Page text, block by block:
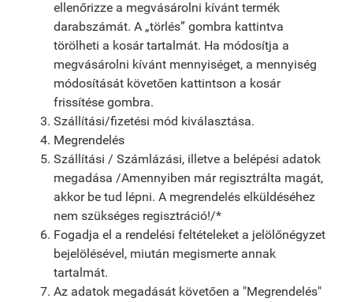
ellenőrizze a megvásárolni kívánt termék
darabszámát. A „törlés” gombra kattintva
törölheti a kosár tartalmát. Ha módosítja a
megvásárolni kívánt mennyiséget, a mennyiség
módosítását követően kattintson a kosár
frissítése gombra.
Szállítási/fizetési mód kiválasztása.
Megrendelés
Szállítási / Számlázási, illetve a belépési adatok
megadása /Amennyiben már regisztrálta magát,
akkor be tud lépni. A megrendelés elküldéséhez
nem szükséges regisztráció!/*
Fogadja el a rendelési feltételeket a jelölőnégyzet
bejelölésével, miután megismerte annak
tartalmát.
Az adatok megadását követően a "Megrendelés"